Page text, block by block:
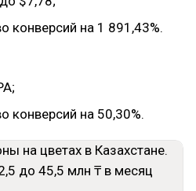
конверсий на 1 891,43%.
конверсий на 50,30%.